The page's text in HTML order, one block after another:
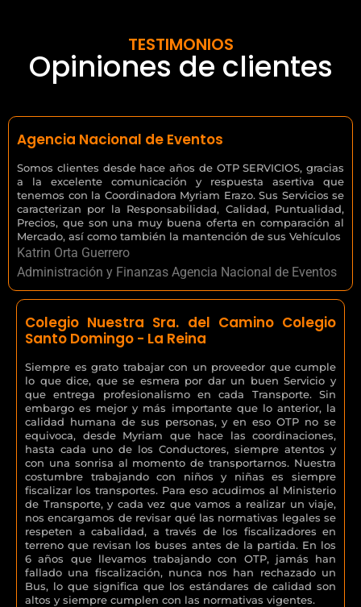
TESTIMONIOS
Opiniones de clientes
Agencia Nacional de Eventos
Somos clientes desde hace años de OTP SERVICIOS, gracias
a la excelente comunicación y respuesta asertiva que
tenemos con la Coordinadora Myriam Erazo. Sus Servicios se
caracterizan por la Responsabilidad, Calidad, Puntualidad,
Precios, que son una muy buena oferta en comparación al
Mercado, así como también la mantención de sus Vehículos
Katrin Orta Guerrero
Administración y Finanzas Agencia Nacional de Eventos
Colegio Nuestra Sra. del Camino Colegio
Santo Domingo - La Reina
Siempre es grato trabajar con un proveedor que cumple
lo que dice, que se esmera por dar un buen Servicio y
que entrega profesionalismo en cada Transporte. Sin
embargo es mejor y más importante que lo anterior, la
calidad humana de sus personas, y en eso OTP no se
equivoca, desde Myriam que hace las coordinaciones,
hasta cada uno de los Conductores, siempre atentos y
con una sonrisa al momento de transportarnos. Nuestra
costumbre trabajando con niños y niñas es siempre
fiscalizar los transportes. Para eso acudimos al Ministerio
de Transporte, y cada vez que vamos a realizar un viaje,
nos encargamos de revisar qué las normativas legales se
respeten a cabalidad, a través de los fiscalizadores en
terreno que revisan los buses antes de la partida. En los
6 años que llevamos trabajando con OTP, jamás han
fallado una fiscalización, nunca nos han rechazado un
Bus, lo que significa que los estándares de calidad son
altos y siempre cumplen con las normativas vigentes.